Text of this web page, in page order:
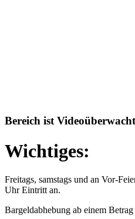
Bereich ist Videoüberwacht
Wichtiges:
Freitags, samstags und an Vor-
Uhr Eintritt an.
Bargeldabhebung ab einem